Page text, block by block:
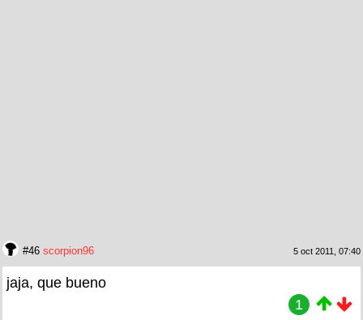
#46 scorpion96 5 oct 2011, 07:40
jaja, que bueno
1